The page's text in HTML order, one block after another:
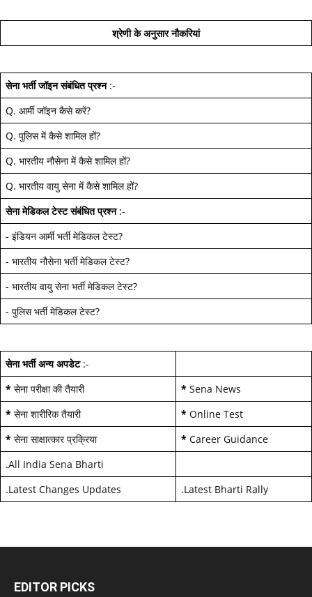
श्रेणी के अनुसार नौकरियां
सेना भर्ती जॉइन संबंधित प्रश्न:-
Q. आर्मी जॉइन कैसे करें?
Q. पुलिस में कैसे शामिल हों?
Q. भारतीय नौसेना में कैसे शामिल हों?
Q. भारतीय वायु सेना में कैसे शामिल हों?
सेना मेडिकल टेस्ट संबंधित प्रश्न:-
- इंडियन आर्मी भर्ती मेडिकल टेस्ट?
- भारतीय नौसेना भर्ती मेडिकल टेस्ट?
- भारतीय वायु सेना भर्ती मेडिकल टेस्ट?
- पुलिस भर्ती मेडिकल टेस्ट?
सेना भर्ती अन्य अपडेट:-
* सेना परीक्षा की तैयारी * Sena News
* सेना शारीरिक तैयारी * Online Test
* सेना साक्षात्कार प्रक्रिया * Career Guidance
.All India Sena Bharti
.Latest Changes Updates .Latest Bharti Rally
EDITOR PICKS